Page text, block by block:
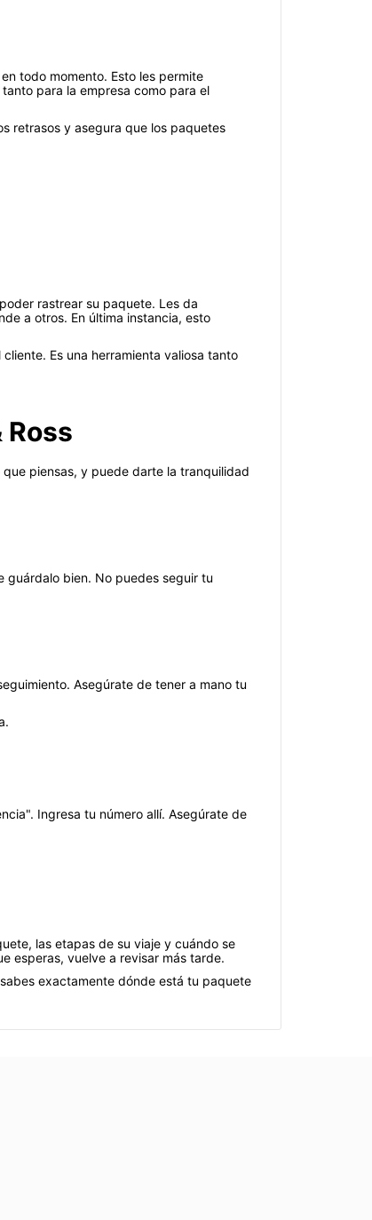
todo momento. Esto les permite
para la empresa como para el
retrasos y asegura que los paquetes
rastrear su paquete. Les da
a otros. En última instancia, esto
Es una herramienta valiosa tanto
Ross
piensas, y puede darte la tranquilidad
guárdalo bien. No puedes seguir tu
Asegúrate de tener a mano tu
Ingresa tu número allí. Asegúrate de
las etapas de su viaje y cuándo se
esperas, vuelve a revisar más tarde.
exactamente dónde está tu paquete